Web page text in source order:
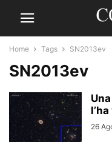
Home Tags SN2013ev
SN2013ev
26